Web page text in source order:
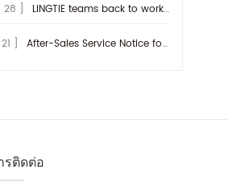
28 ] LINGTIE teams back to work at Feb.25th.
] After-Sales Service Notice for Turkey Region
รติดต่อ